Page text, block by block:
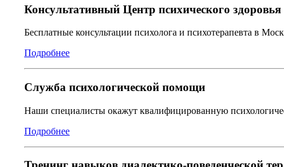
Консультативный Центр психического здоровья
Бесплатные консультации психолога и психотерапевта в
Подробнее
Служба психологической помощи
Наши специалисты окажут квалифицированную
Подробнее